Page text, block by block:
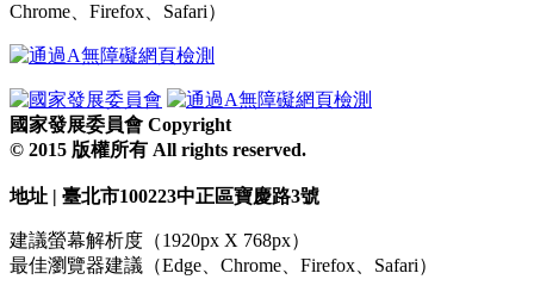
Chrome、Firefox、Safari）
國家發展委員會 Copyright
© 2015 版權所有 All rights reserved.
地址 | 臺北市100223中正區寶慶路3號
建議螢幕解析度（1920px X 768px）
最佳瀏覽器建議（Edge、Chrome、Firefox、Safari）